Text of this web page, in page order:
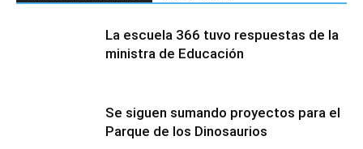
La escuela 366 tuvo respuestas de la
ministra de Educación
Se siguen sumando proyectos para el
Parque de los Dinosaurios